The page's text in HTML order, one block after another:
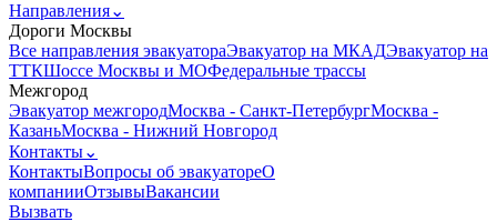
Направления⌄
Дороги Москвы
Все направления эвакуатораЭвакуатор на МКАДЭвакуатор на
ТТКШоссе Москвы и МОФедеральные трассы
Межгород
Эвакуатор межгородМосква - Санкт-ПетербургМосква -
КазаньМосква - Нижний Новгород
Контакты⌄
КонтактыВопросы об эвакуатореО
компанииОтзывыВакансии
Вызвать